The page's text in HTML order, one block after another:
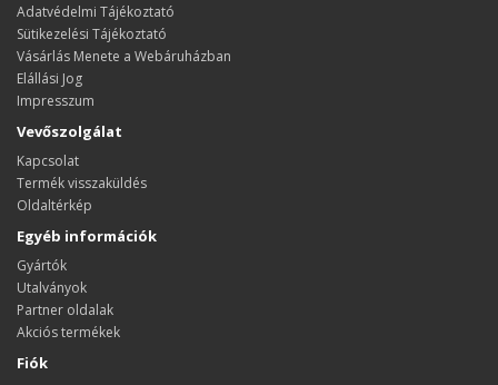
Adatvédelmi Tájékoztató
Sütikezelési Tájékoztató
Vásárlás Menete a Webáruházban
Elállási Jog
Impresszum
Vevőszolgálat
Kapcsolat
Termék visszaküldés
Oldaltérkép
Egyéb információk
Gyártók
Utalványok
Partner oldalak
Akciós termékek
Fiók